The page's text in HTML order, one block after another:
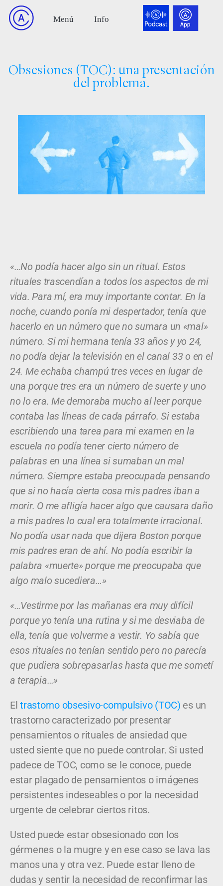
Obsesiones (TOC): una presentación
del problema.
«…No podía hacer algo sin un ritual. Estos
rituales trascendían a todos los aspectos de mi
vida. Para mí, era muy importante contar. En la
noche, cuando ponía mi despertador, tenía que
hacerlo en un número que no sumara un «mal»
número. Si mi hermana tenía 33 años y yo 24,
no podía dejar la televisión en el canal 33 o en el
24. Me echaba champú tres veces en lugar de
una porque tres era un número de suerte y uno
no lo era. Me demoraba mucho al leer porque
contaba las líneas de cada párrafo. Si estaba
escribiendo una tarea para mi examen en la
escuela no podía tener cierto número de
palabras en una línea si sumaban un mal
número. Siempre estaba preocupada pensando
que si no hacía cierta cosa mis padres iban a
morir. O me afligía hacer algo que causara daño
a mis padres lo cual era totalmente irracional.
No podía usar nada que dijera Boston porque
mis padres eran de ahí. No podía escribir la
palabra «muerte» porque me preocupaba que
algo malo sucediera…»
«…Vestirme por las mañanas era muy difícil
porque yo tenía una rutina y si me desviaba de
ella, tenía que volverme a vestir. Yo sabía que
esos rituales no tenían sentido pero no parecía
que pudiera sobrepasarlas hasta que me sometí
a terapia…»
Eltrastorno obsesivo-compulsivo (TOC) es un
trastorno caracterizado por presentar
pensamientos o rituales de ansiedad que
usted siente que no puede controlar. Si usted
padece de TOC, como se le conoce, puede
estar plagado de pensamientos o imágenes
persistentes indeseables o por la necesidad
urgente de celebrar ciertos ritos.
Usted puede estar obsesionado con los
gérmenes o la mugre y en ese caso se lava las
manos una y otra vez. Puede estar lleno de
dudas y sentir la necesidad de reconfirmar las